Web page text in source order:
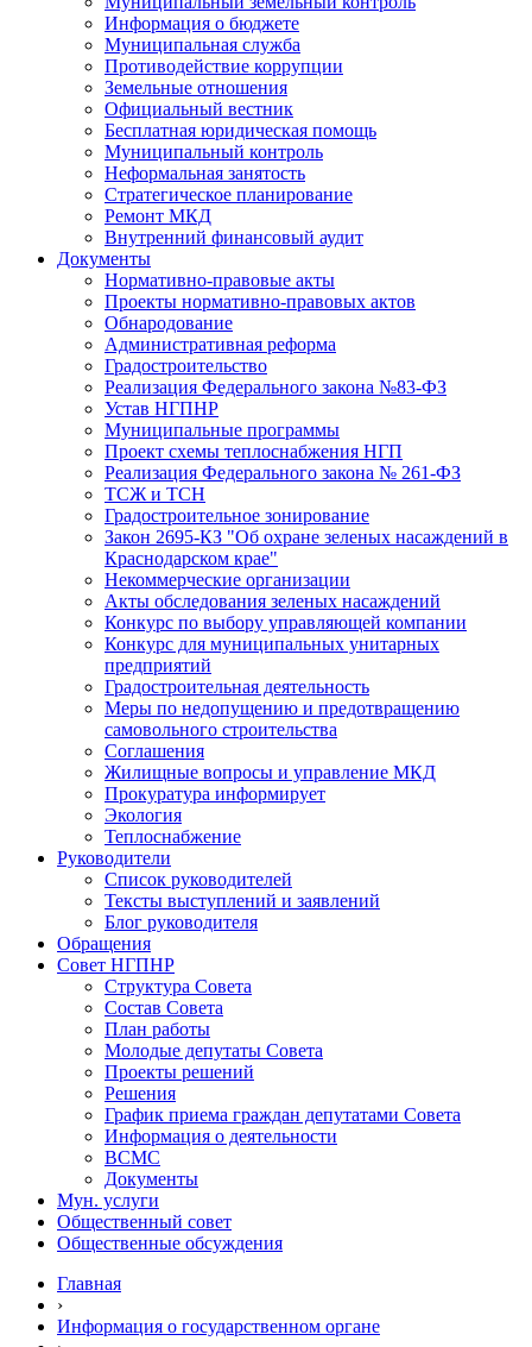
Информация о бюджете
Муниципальная служба
Противодействие коррупции
Земельные отношения
Официальный вестник
Бесплатная юридическая помощь
Муниципальный контроль
Неформальная занятость
Стратегическое планирование
Ремонт МКД
Внутренний финансовый аудит
Документы
Нормативно-правовые акты
Проекты нормативно-правовых актов
Обнародование
Административная реформа
Градостроительство
Реализация Федерального закона №83-ФЗ
Устав НГПНР
Муниципальные программы
Проект схемы теплоснабжения НГП
Реализация Федерального закона № 261-ФЗ
ТСЖ и ТСН
Градостроительное зонирование
Закон 2695-КЗ "Об охране зеленых насаждений в
Краснодарском крае"
Некоммерческие организации
Акты обследования зеленых насаждений
Конкурс по выбору управляющей компании
Конкурс для муниципальных унитарных
предприятий
Градостроительная деятельность
Меры по недопущению и предотвращению
самовольного строительства
Соглашения
Жилищные вопросы и управление МКД
Прокуратура информирует
Экология
Теплоснабжение
Руководители
Список руководителей
Тексты выступлений и заявлений
Блог руководителя
Обращения
Совет НГПНР
Структура Совета
Состав Совета
План работы
Молодые депутаты Совета
Проекты решений
Решения
График приема граждан депутатами Совета
Информация о деятельности
ВСМС
Документы
Мун. услуги
Общественный совет
Общественные обсуждения
Главная
›
Информация о государственном органе